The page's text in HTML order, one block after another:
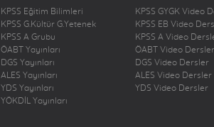
KPSS Eğitim Bilimleri
KPSS G.Kültür G.Yetenek
KPSS A Grubu
ÖABT Yayınları
DGS Yayınları
ALES Yayınları
YDS Yayınları
YÖKDİL Yayınları
KPSS GYGK Video
KPSS EB Video
KPSS A Video
ÖABT Video Dersler
DGS Video Dersler
ALES Video Dersler
YDS Video Dersler